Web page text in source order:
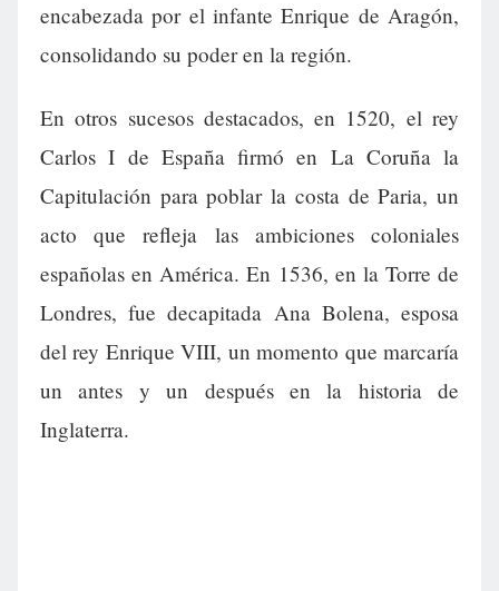
encabezada por el infante Enrique de Aragón,
consolidando su poder en la región.
En otros sucesos destacados, en 1520, el rey
Carlos I de España firmó en La Coruña la
Capitulación para poblar la costa de Paria, un
acto que refleja las ambiciones coloniales
españolas en América. En 1536, en la Torre de
Londres, fue decapitada Ana Bolena, esposa
del rey Enrique VIII, un momento que marcaría
un antes y un después en la historia de
Inglaterra.